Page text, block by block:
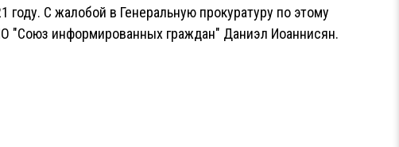
году. С жалобой в Генеральную прокуратуру по этому
"Союз информированных граждан" Даниэл Иоаннисян.